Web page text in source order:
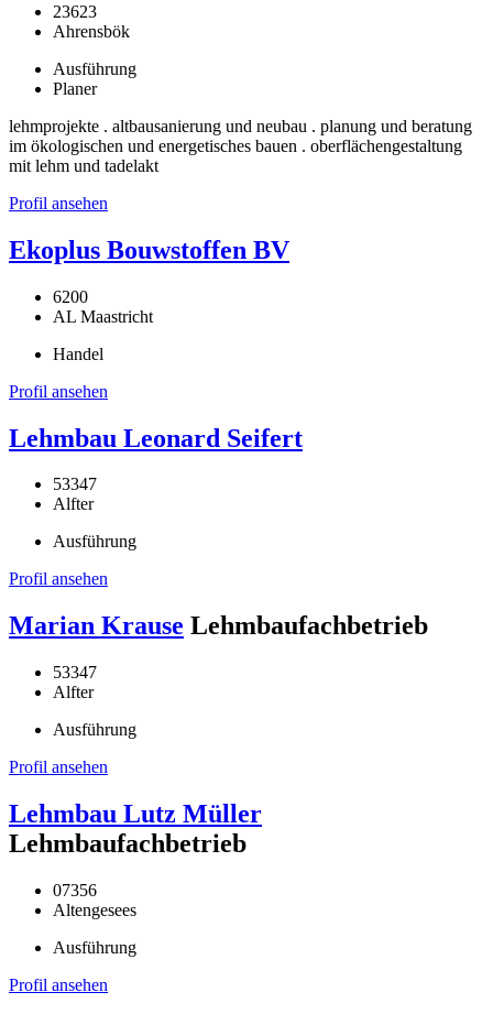
23623
Ahrensbök
Ausführung
Planer
lehmprojekte . altbausanierung und neubau . planung und beratung
im ökologischen und energetisches bauen . oberflächengestaltung
mit lehm und tadelakt
Profil ansehen
Ekoplus Bouwstoffen BV
6200
AL Maastricht
Handel
Profil ansehen
Lehmbau Leonard Seifert
53347
Alfter
Ausführung
Profil ansehen
Marian Krause Lehmbaufachbetrieb
53347
Alfter
Ausführung
Profil ansehen
Lehmbau Lutz Müller
Lehmbaufachbetrieb
07356
Altengesees
Ausführung
Profil ansehen